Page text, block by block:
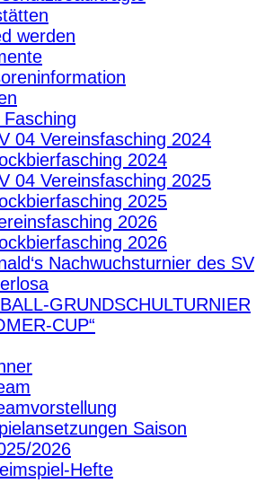
werden
04 Vereinsfasching 2024
2024
04 Vereinsfasching 2025
2025
2026
2026
Nachwuchsturnier des SV
GRUNDSCHULTURNIER
CUP“
Saison
2026
Hefte